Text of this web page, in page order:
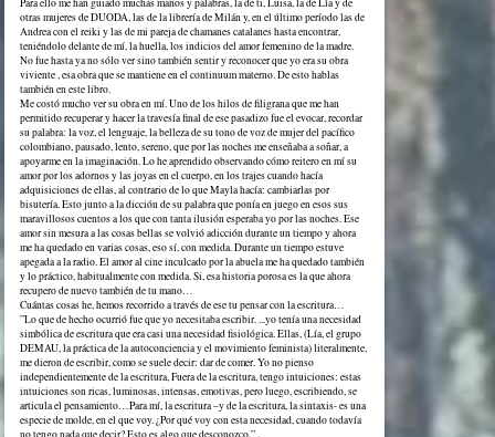
otras mujeres de DUODA, las de la librería de Milán y, en el último período las de
Andrea con el reiki y las de mi pareja de chamanes catalanes hasta encontrar,
teniéndolo delante de mí, la huella, los indicios del amor femenino de la madre.
No fue hasta ya no sólo ver sino también sentir y reconocer que yo era su obra
viviente , esa obra que se mantiene en el continuum materno. De esto hablas
también en este libro.
Me costó mucho ver su obra en mí. Uno de los hilos de filigrana que me han
permitido recuperar y hacer la travesía final de ese pasadizo fue el evocar, recordar
su palabra: la voz, el lenguaje, la belleza de su tono de voz de mujer del pacífico
colombiano, pausado, lento, sereno, que por las noches me enseñaba a soñar, a
apoyarme en la imaginación. Lo he aprendido observando cómo reitero en mí su
amor por los adornos y las joyas en el cuerpo, en los trajes cuando hacía
adquisiciones de ellas, al contrario de lo que Mayla hacía: cambiarlas por
bisutería. Esto junto a la dicción de su palabra que ponía en juego en esos sus
maravillosos cuentos a los que con tanta ilusión esperaba yo por las noches. Ese
amor sin mesura a las cosas bellas se volvió adicción durante un tiempo y ahora
me ha quedado en varias cosas, eso sí, con medida. Durante un tiempo estuve
apegada a la radio. El amor al cine inculcado por la abuela me ha quedado también
y lo práctico, habitualmente con medida. Si, esa historia porosa es la que ahora
recupero de nuevo también de tu mano…
Cuántas cosas he, hemos recorrido a través de ese tu pensar con la escritura…
”Lo que de hecho ocurrió fue que yo necesitaba escribir. ...yo tenía una necesidad
simbólica de escritura que era casi una necesidad fisiológica. Ellas, (Lía, el grupo
DEMAU, la práctica de la autoconciencia y el movimiento feminista) literalmente,
me dieron de escribir, como se suele decir: dar de comer. Yo no pienso
independientemente de la escritura, Fuera de la escritura, tengo intuiciones: estas
intuiciones son ricas, luminosas, intensas, emotivas, pero luego, escribiendo, se
articula el pensamiento…Para mí, la escritura –y de la escritura, la sintaxis- es una
especie de molde, en el que voy. ¿Por qué voy con esta necesidad, cuando todavía